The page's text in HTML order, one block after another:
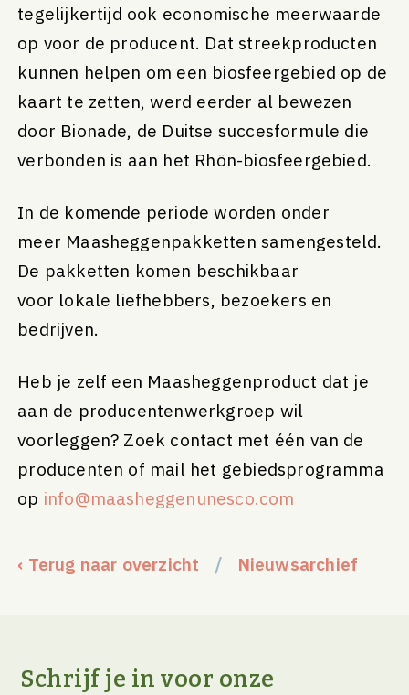
tegelijkertijd ook economische meerwaarde
op voor de producent. Dat streekproducten
kunnen helpen om een biosfeergebied op de
kaart te zetten, werd eerder al bewezen
door Bionade, de Duitse succesformule die
verbonden is aan het Rhön-biosfeergebied.
In de komende periode worden onder
meer Maasheggenpakketten samengesteld.
De pakketten komen beschikbaar
voor lokale liefhebbers, bezoekers en
bedrijven.
Heb je zelf een Maasheggenproduct dat je
aan de producentenwerkgroep wil
voorleggen? Zoek contact met één van de
producenten of mail het gebiedsprogramma
op info@maasheggenunesco.com
‹ Terug naar overzicht / Nieuwsarchief
Schrijf je in voor onze